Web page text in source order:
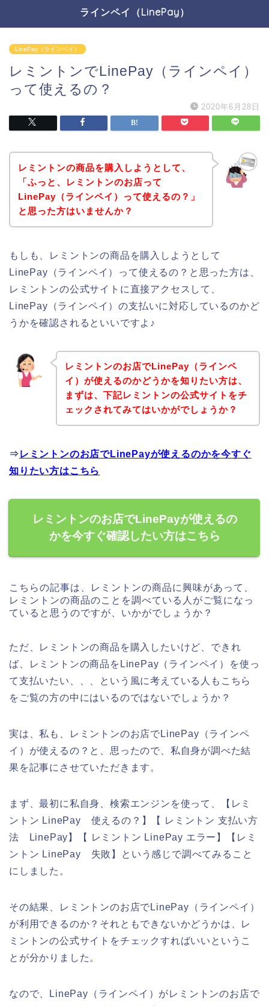
ラインペイ（LinePay）
LinePay（ラインペイ）
レミントンでLinePay（ラインペイ）
って使えるの？
2020年6月28日
レミントンの商品を購入しようとして、
「ふっと、レミントンのお店って
LinePay（ラインペイ）って使えるの？」
と思った方はいませんか？
もしも、レミントンの商品を購入しようとして
LinePay（ラインペイ）って使えるの？と思った方は、
レミントンの公式サイトに直接アクセスして、
LinePay（ラインペイ）の支払いに対応しているのかど
うかを確認されるといいですよ♪
レミントンのお店でLinePay（ラインペ
イ）が使えるのかどうかを知りたい方は、
まずは、下記レミントンの公式サイトをチ
ェックされてみてはいかがでしょうか？
⇒ レミントンのお店でLinePayが使えるのかを今すぐ
知りたい方はこちら
レミントンのお店でLinePayが使えるの
かを今すぐ確認したい方はこちら
こちらの記事は、レミントンの商品に興味があって、
レミントンの商品のことを調べている人がご覧になっ
ていると思うのですが、いかがでしょうか？
ただ、レミントンの商品を購入したいけど、できれ
ば、レミントンの商品をLinePay（ラインペイ）を使っ
て支払いたい、、、という風に考えている人もこちら
をご覧の方の中にはいるのではないでしょうか？
実は、私も、レミントンのお店でLinePay（ラインペ
イ）が使えるの？と、思ったので、私自身が調べた結
果を記事にさせていただきます。
まず、最初に私自身、検索エンジンを使って、【レミ
ントン LinePay 使えるの？】【 レミントン 支払い方
法 LinePay】【 レミントン LinePay エラー】【レミ
ントン LinePay 失敗】という感じで調べてみること
にしました。
その結果、レミントンのお店でLinePay（ラインペイ）
が利用できるのか？それともできないかどうかは、レ
ミントンの公式サイトをチェックすればいいというこ
とが分かりました。
なので、LinePay（ラインペイ）がレミントンのお店で